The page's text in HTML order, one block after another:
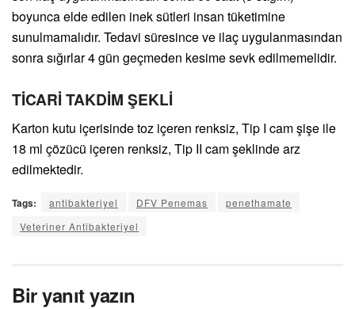
boyunca elde edilen inek sütleri insan tüketimine
sunulmamalıdır. Tedavi süresince ve ilaç uygulanmasından
sonra sığırlar 4 gün geçmeden kesime sevk edilmemelidir.
TİCARİ TAKDİM ŞEKLİ
Karton kutu içerisinde toz içeren renksiz, Tip I cam şişe ile
18 ml çözücü içeren renksiz, Tip II cam şeklinde arz
edilmektedir.
Tags: antibakteriyel DFV Penemas
penethamate
Veteriner Antibakteriyel
Bir yanıt yazın